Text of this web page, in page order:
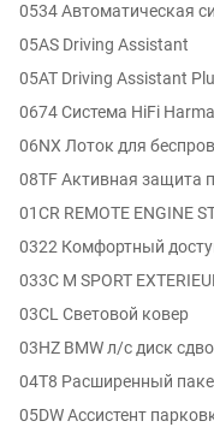
0534 Автоматическая
05AS Driving Assistant
05AT Driving Assistant
0674 Система HiFi
06NX Лоток для
08TF Активная защита
01CR REMOTE ENGINE
0322 Комфортный
033C M SPORT
03CL Световой ковер
03HZ BMW л/с диск
04T8 Расширенный
05DW Ассистент